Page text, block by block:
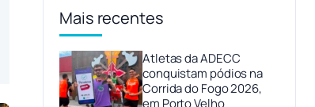
Mais recentes
Atletas da ADECC
conquistam pódios na
Corrida do Fogo 2026,
em Porto Velho